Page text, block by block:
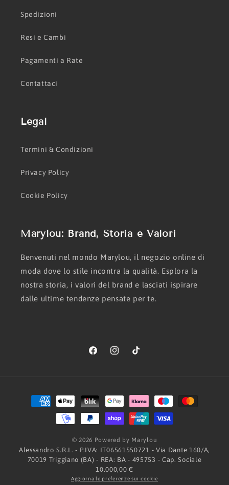
Spedizioni
Resi e Cambi
Pagamenti a Rate
Contattaci
Legal
Termini & Condizioni
Privacy Policy
Cookie Policy
Marylou: Brand, Storia e Valori
Benvenuti nel mondo Marylou, il negozio online di
moda dove lo stile incontra la qualità. Esplora la
nostra storia, i valori del brand e lasciati ispirare
dalle ultime tendenze pensate per te.
FacebookInstagramTikTok
Metodi
di
pagamento
© 2026 Powered by Marylou
Alessandro S.R.L. - P.IVA: IT06561550721 - Via Dante 160/A,
70019 Triggiano (BA) - REA: BA - 495753 - Cap. Sociale
10.000,00 €
Aggiorna le preferenze sui cookie